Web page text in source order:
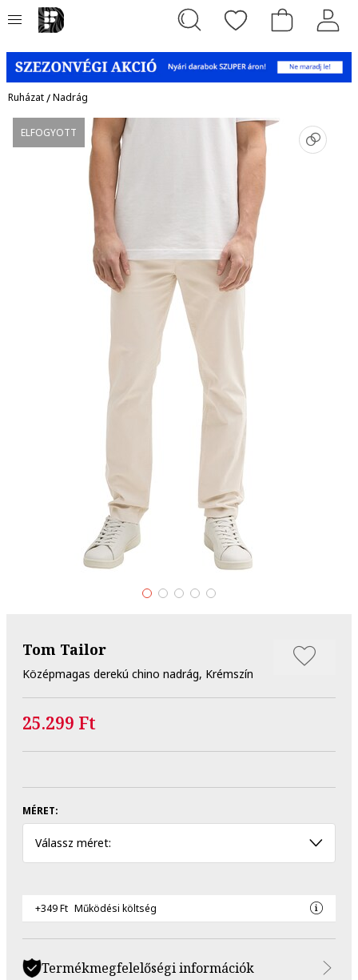
Ruházat/Nadrág
ELFOGYOTT
Tom Tailor
Középmagas derekú chino nadrág, Krémszín
25.299 Ft
MÉRET:
Válassz méret:
+349 Ft Működési költség
Termékmegfelelőségi információk